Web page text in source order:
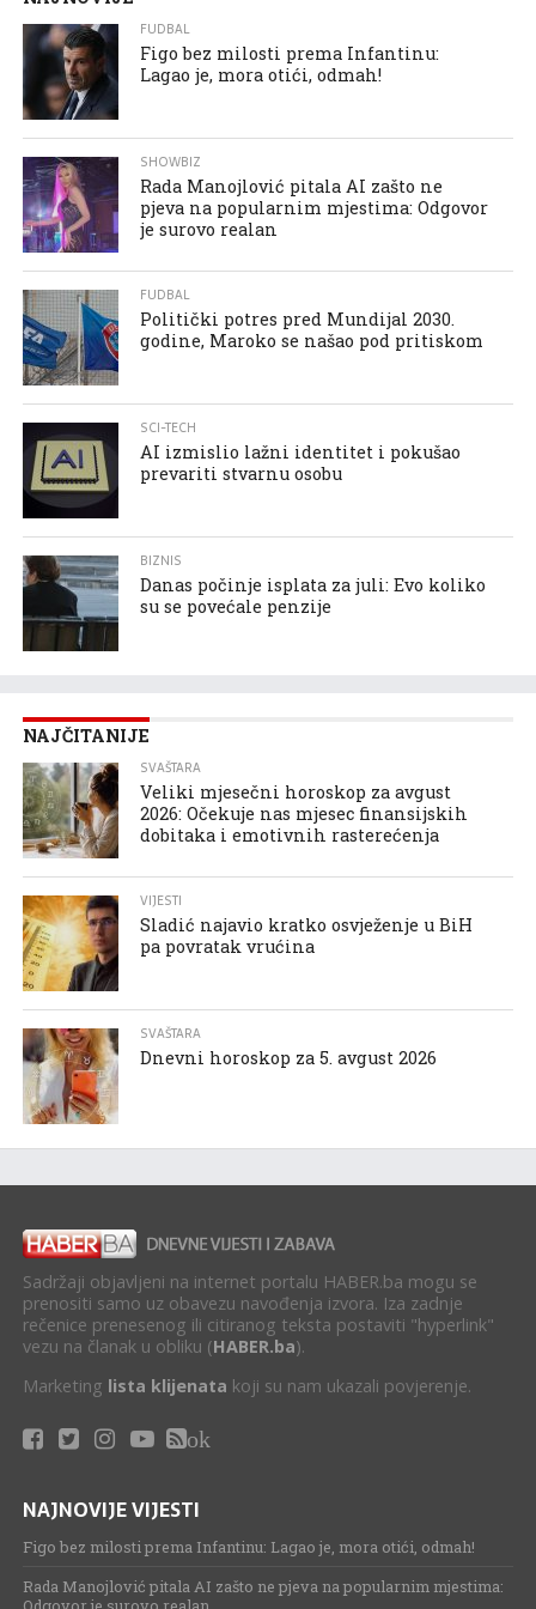
FUDBAL
Figo bez milosti prema Infantinu:
Lagao je, mora otići, odmah!
SHOWBIZ
Rada Manojlović pitala AI zašto ne
pjeva na popularnim mjestima: Odgovor
je surovo realan
FUDBAL
Politički potres pred Mundijal 2030.
godine, Maroko se našao pod pritiskom
SCI-TECH
AI izmislio lažni identitet i pokušao
prevariti stvarnu osobu
BIZNIS
Danas počinje isplata za juli: Evo koliko
su se povećale penzije
NAJČITANIJE
SVAŠTARA
Veliki mjesečni horoskop za avgust
2026: Očekuje nas mjesec finansijskih
dobitaka i emotivnih rasterećenja
VIJESTI
Sladić najavio kratko osvježenje u BiH
pa povratak vrućina
SVAŠTARA
Dnevni horoskop za 5. avgust 2026
Sadržaji objavljeni na internet portalu HABER.ba mogu se
prenositi samo uz obavezu navođenja izvora. Iza zadnje
rečenice prenesenog ili citiranog teksta postaviti "hyperlink"
vezu na članak u obliku (HABER.ba).
Marketing lista klijenata koji su nam ukazali povjerenje.
ok
NAJNOVIJE VIJESTI
Figo bez milosti prema Infantinu: Lagao je, mora otići, odmah!
Rada Manojlović pitala AI zašto ne pjeva na popularnim mjestima:
Odgovor je surovo realan